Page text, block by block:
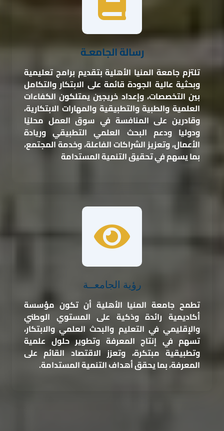
رسالة الجامعـة
تلتزم جامعة المنيا الأهلية بتقديم برامج تعليمية
وبحثية عالية الجودة قائمة على الابتكار والتكامل
بين التخصصات، وإعداد خريجين يمتلكون الكفاءات
العلمية والطبية والتطبيقية والمهارات الابتكارية،
وقادرين على المنافسة في سوق العمل محليًا
ودوليا ودعم البحث العلمي التطبيقي وريادة
الأعمال، وتعزيز الشراكات الفاعلة، وخدمة المجتمع،
بما يسهم في تحقيق التنمية المستدامة
رؤية الجامعــة
تطمح جامعة المنيا الأهلية أن تكون مؤسسة
أكاديمية رائدة وذكية على المستوي الوطني
والإقليمي في التعليم والبحث العلمي والابتكار،
تسهم في إنتاج المعرفة وتطوير حلول علمية
وتطبيقية مبتكرة، وتعزز الاقتصاد القائم على
المعرفة، بما يحقق أهداف التنمية المستدامة.